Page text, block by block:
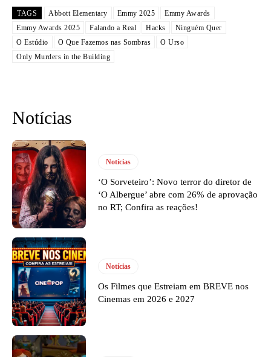
TAGS Abbott Elementary Emmy 2025
Emmy Awards
Emmy Awards 2025
Falando a Real Hacks
Ninguém Quer
O Estúdio
O Que Fazemos nas Sombras
O Urso
Only Murders in the Building
Notícias
Notícias
‘O Sorveteiro’: Novo terror do diretor de
‘O Albergue’ abre com 26% de aprovação
no RT; Confira as reações!
Notícias
Os Filmes que Estreiam em BREVE nos
Cinemas em 2026 e 2027